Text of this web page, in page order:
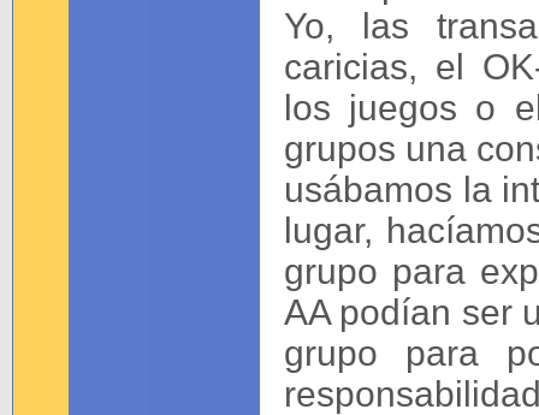
Yo, las
caricias, el
los juegos o
grupos una
usábamos la
lugar,
grupo para
AA podían ser
grupo para